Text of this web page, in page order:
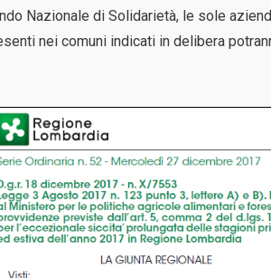
Nazionale di Solidarietà, le sole
nei comuni indicati in delibera